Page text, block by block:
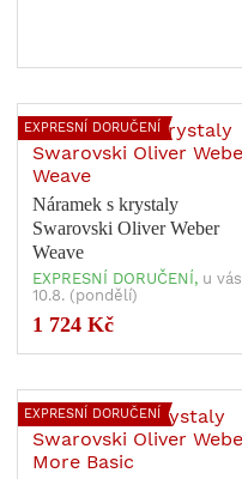
EXPRESNÍ DORUČENÍ
Náramek s krystaly
Swarovski Oliver Weber
Weave
EXPRESNÍ DORUČENÍ, u vás
10.8. (pondělí)
1 724 Kč
EXPRESNÍ DORUČENÍ